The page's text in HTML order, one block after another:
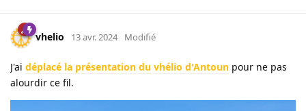
vhelio 13 avr. 2024 Modifié
J'ai déplacé la présentation du vhélio d'Antoun pour ne pas
alourdir ce fil.